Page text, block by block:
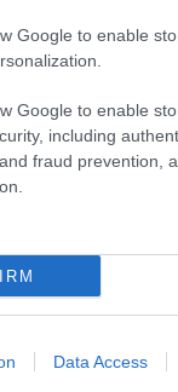
Google to enable
Google to enable
including
fraud prevention,
Data Access